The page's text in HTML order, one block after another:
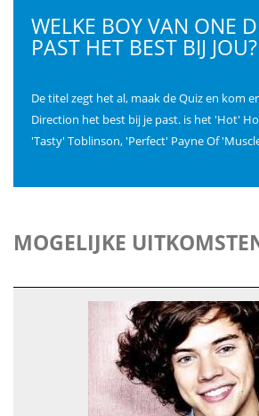
WELKE BOY VAN ONE
PAST HET BEST BIJ JOU?
De titel zegt het al, maak de Quiz en kom
Direction het best bij je past. is het 'Hot'
'Tasty' Toblinson, 'Perfect' Payne Of
MOGELIJKE